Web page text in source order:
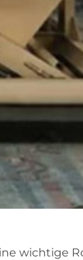
wichtige